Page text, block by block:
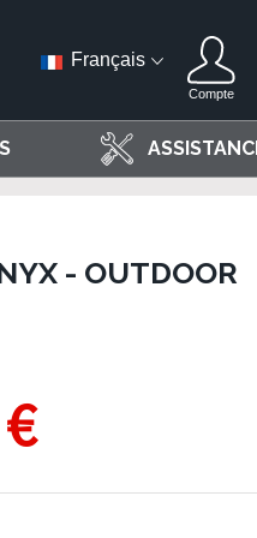
Français
Compte
- OUTDOOR